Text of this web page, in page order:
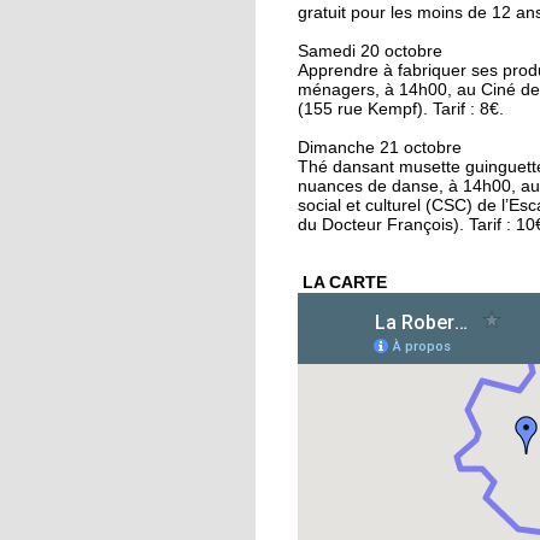
16 octobre 2018
Conseil municipal : la
Cité de l'Ill et les
au coeur des débats
16 octobre 2018
La forêt de la
un écrin de
Végéman : le premier
kebab végan de
Strasbourg plébiscité
Divergences autour de
protection des
L'école Schwilgué en
gratuit pour les moins de 12
Samedi 20 octobre
Apprendre à fabriquer ses
ménagers, à 14h00, au Ciné
(155 rue Kempf). Tarif : 8€.
Dimanche 21 octobre
Thé dansant musette
nuances de danse, à 14h00,
social et culturel (CSC) de
du Docteur François). Tarif :
LA CARTE